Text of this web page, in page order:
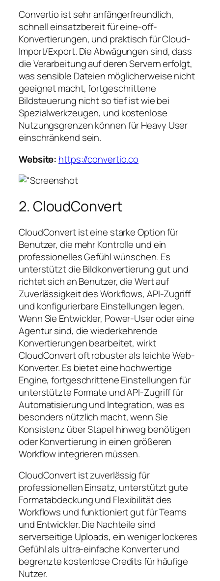
Convertio ist sehr anfängerfreundlich,
schnell einsatzbereit für eine-off-
Konvertierungen, und praktisch für Cloud-
Import/Export. Die Abwägungen sind, dass
die Verarbeitung auf deren Servern erfolgt,
was sensible Dateien möglicherweise nicht
geeignet macht, fortgeschrittene
Bildsteuerung nicht so tief ist wie bei
Spezialwerkzeugen, und kostenlose
Nutzungsgrenzen können für Heavy User
einschränkend sein.
Website: https://convertio.co
2. CloudConvert
CloudConvert ist eine starke Option für
Benutzer, die mehr Kontrolle und ein
professionelles Gefühl wünschen. Es
unterstützt die Bildkonvertierung gut und
richtet sich an Benutzer, die Wert auf
Zuverlässigkeit des Workflows, API-Zugriff
und konfigurierbare Einstellungen legen.
Wenn Sie Entwickler, Power-User oder eine
Agentur sind, die wiederkehrende
Konvertierungen bearbeitet, wirkt
CloudConvert oft robuster als leichte Web-
Konverter. Es bietet eine hochwertige
Engine, fortgeschrittene Einstellungen für
unterstützte Formate und API-Zugriff für
Automatisierung und Integration, was es
besonders nützlich macht, wenn Sie
Konsistenz über Stapel hinweg benötigen
oder Konvertierung in einen größeren
Workflow integrieren müssen.
CloudConvert ist zuverlässig für
professionellen Einsatz, unterstützt gute
Formatabdeckung und Flexibilität des
Workflows und funktioniert gut für Teams
und Entwickler. Die Nachteile sind
serverseitige Uploads, ein weniger lockeres
Gefühl als ultra-einfache Konverter und
begrenzte kostenlose Credits für häufige
Nutzer.